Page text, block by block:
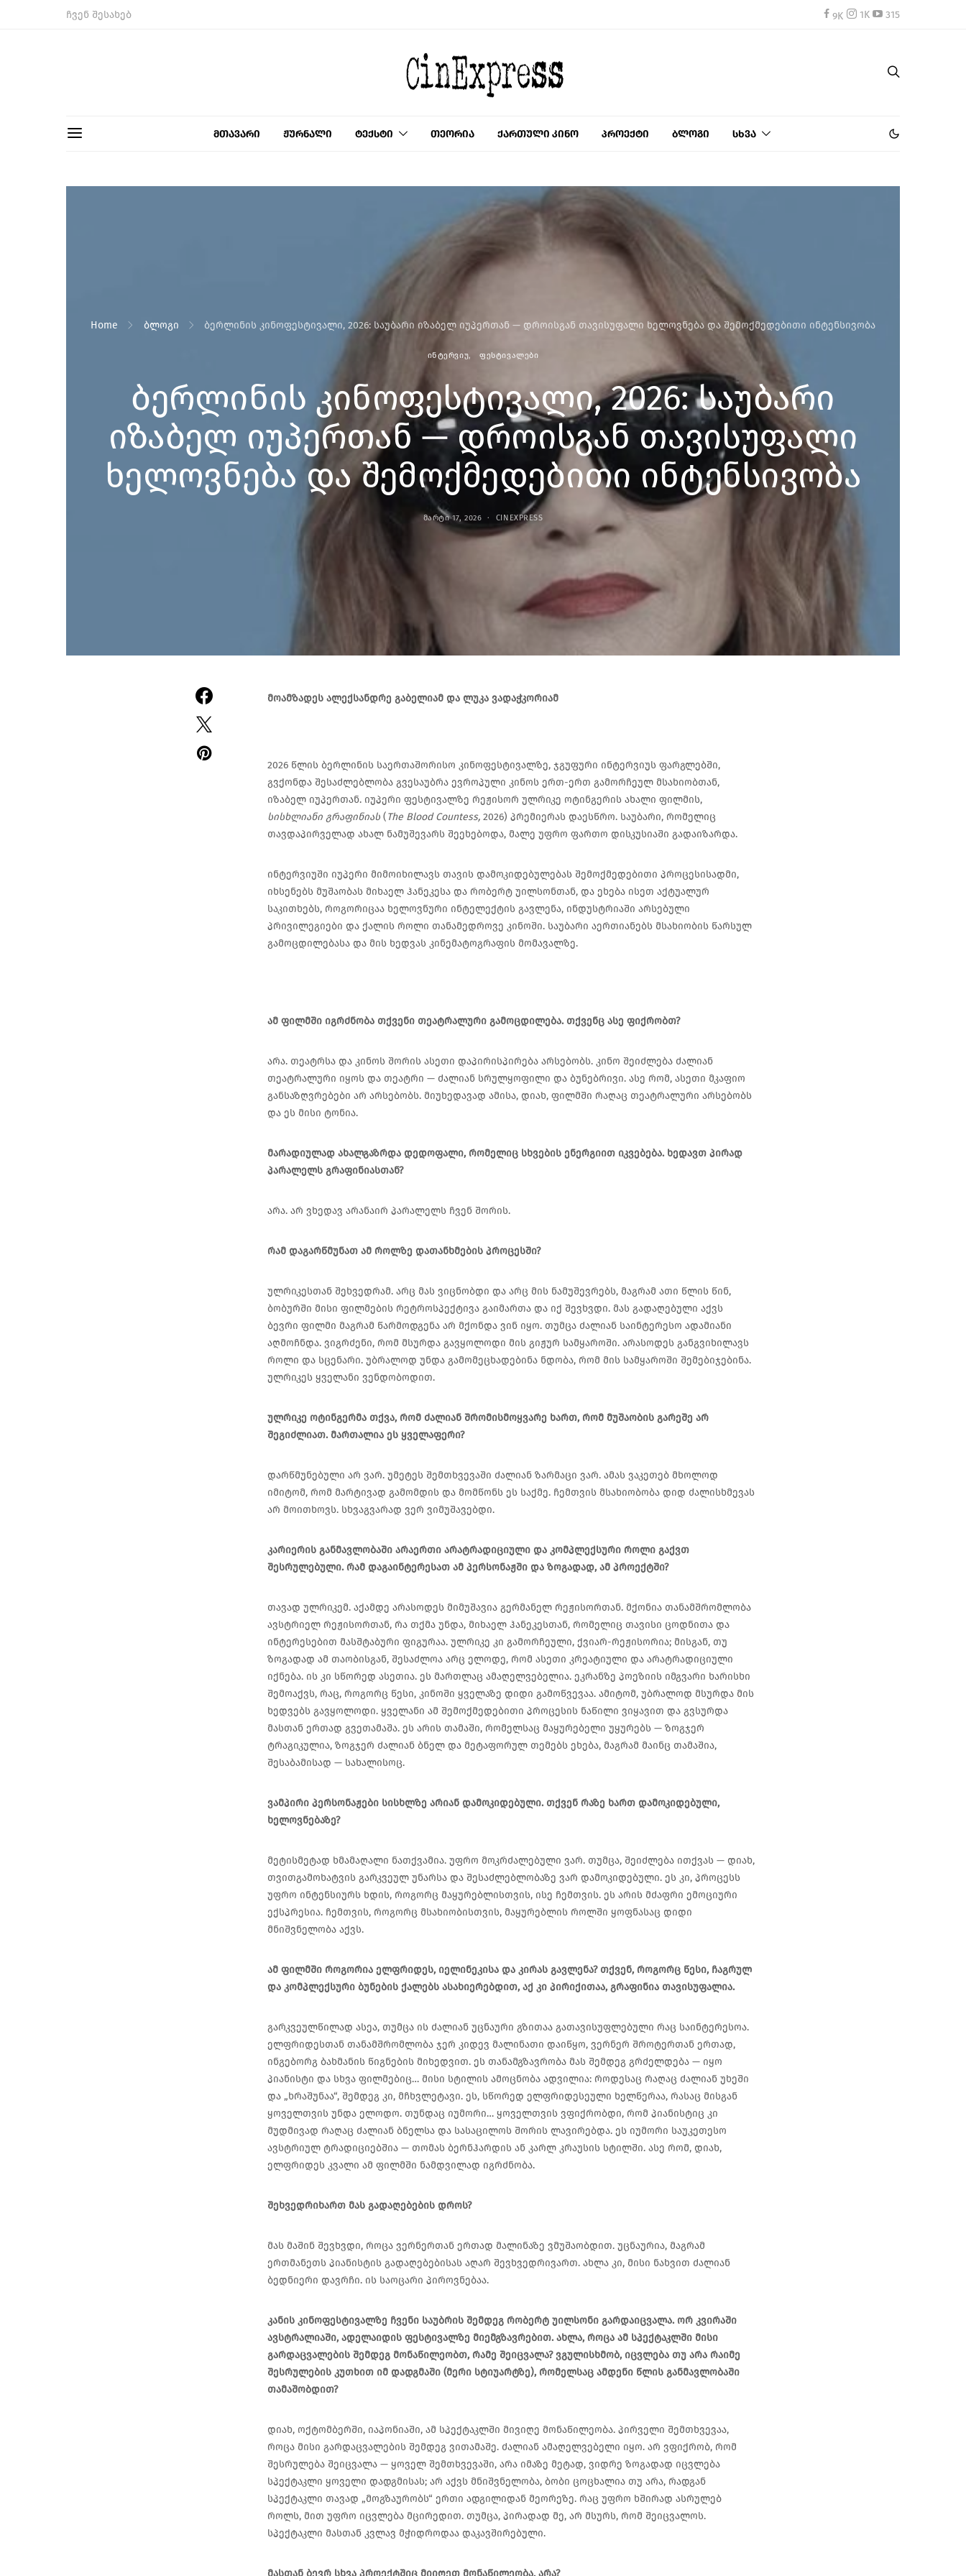
ჩვენ შესახებ 1K 315
მთავარი ჟურნალი ტექსტი თეორია ქართული კინო პროექტი ბლოგი სხვა
Home ბლოგი ბერლინის კინოფესტივალი, 2026: საუბარი იზაბელ იუპერთან — დროისგან თავისუფალი ხელოვნება და შემოქმედებითი ინტენსივობა
ᲘᲜᲢᲔᲠᲕᲘᲣ ᲤᲔᲡᲢᲘᲕᲐᲚᲔᲑᲘ
ბერლინის კინოფესტივალი, 2026: საუბარი
იზაბელ იუპერთან — დროისგან თავისუფალი
ხელოვნება და შემოქმედებითი ინტენსივობა
ᲛᲐᲠᲢᲘ 17, 2026 CINEXPRESS
მოამზადეს ალექსანდრე გაბელიამ და ლუკა ვადაჭკორიამ
2026 წლის ბერლინის საერთაშორისო კინოფესტივალზე, ჯგუფური ინტერვიუს ფარგლებში,
გვქონდა შესაძლებლობა გვესაუბრა ევროპული კინოს ერთ-ერთ გამორჩეულ მსახიობთან,
იზაბელ იუპერთან. იუპერი ფესტივალზე რეჟისორ ულრიკე ოტინგერის ახალი ფილმის,
სისხლიანი გრაფინიას (The Blood Countess, 2026) პრემიერას დაესწრო. საუბარი, რომელიც
თავდაპირველად ახალ ნამუშევარს შეეხებოდა, მალე უფრო ფართო დისკუსიაში გადაიზარდა.
ინტერვიუში იუპერი მიმოიხილავს თავის დამოკიდებულებას შემოქმედებითი პროცესისადმი,
იხსენებს მუშაობას მიხაელ ჰანეკესა და რობერტ უილსონთან, და ეხება ისეთ აქტუალურ
საკითხებს, როგორიცაა ხელოვნური ინტელექტის გავლენა, ინდუსტრიაში არსებული
პრივილეგიები და ქალის როლი თანამედროვე კინოში. საუბარი აერთიანებს მსახიობის წარსულ
გამოცდილებასა და მის ხედვას კინემატოგრაფის მომავალზე.
ამ ფილმში იგრძნობა თქვენი თეატრალური გამოცდილება. თქვენც ასე ფიქრობთ?
არა. თეატრსა და კინოს შორის ასეთი დაპირისპირება არსებობს. კინო შეიძლება ძალიან
თეატრალური იყოს და თეატრი — ძალიან სრულყოფილი და ბუნებრივი. ასე რომ, ასეთი მკაფიო
განსაზღვრებები არ არსებობს. მიუხედავად ამისა, დიახ, ფილმში რაღაც თეატრალური არსებობს
და ეს მისი ტონია.
მარადიულად ახალგაზრდა დედოფალი, რომელიც სხვების ენერგიით იკვებება. ხედავთ პირად
პარალელს გრაფინიასთან?
არა. არ ვხედავ არანაირ პარალელს ჩვენ შორის.
რამ დაგარწმუნათ ამ როლზე დათანხმების პროცესში?
ულრიკესთან შეხვედრამ. არც მას ვიცნობდი და არც მის ნამუშევრებს, მაგრამ ათი წლის წინ,
ბობურში მისი ფილმების რეტროსპექტივა გაიმართა და იქ შევხვდი. მას გადაღებული აქვს
ბევრი ფილმი მაგრამ წარმოდგენა არ მქონდა ვინ იყო. თუმცა ძალიან საინტერესო ადამიანი
აღმოჩნდა. ვიგრძენი, რომ მსურდა გავყოლოდი მის გიჟურ სამყაროში. არასოდეს განგვიხილავს
როლი და სცენარი. უბრალოდ უნდა გამომეცხადებინა ნდობა, რომ მის სამყაროში შემებიჯებინა.
ულრიკეს ყველანი ვენდობოდით.
ულრიკე ოტინგერმა თქვა, რომ ძალიან შრომისმოყვარე ხართ, რომ მუშაობის გარეშე არ
შეგიძლიათ. მართალია ეს ყველაფერი?
დარწმუნებული არ ვარ. უმეტეს შემთხვევაში ძალიან ზარმაცი ვარ. ამას ვაკეთებ მხოლოდ
იმიტომ, რომ მარტივად გამომდის და მომწონს ეს საქმე. ჩემთვის მსახიობობა დიდ ძალისხმევას
არ მოითხოვს. სხვაგვარად ვერ ვიმუშავებდი.
კარიერის განმავლობაში არაერთი არატრადიციული და კომპლექსური როლი გაქვთ
შესრულებული. რამ დაგაინტერესათ ამ პერსონაჟში და ზოგადად, ამ პროექტში?
თავად ულრიკემ. აქამდე არასოდეს მიმუშავია გერმანელ რეჟისორთან. მქონია თანამშრომლობა
ავსტრიელ რეჟისორთან, რა თქმა უნდა, მიხაელ ჰანეკესთან, რომელიც თავისი ცოდნითა და
ინტერესებით მასშტაბური ფიგურაა. ულრიკე კი გამორჩეული, ქვიარ-რეჟისორია; მისგან, თუ
ზოგადად ამ თაობისგან, შესაძლოა არც ელოდე, რომ ასეთი კრეატიული და არატრადიციული
იქნება. ის კი სწორედ ასეთია. ეს მართლაც ამაღელვებელია. ეკრანზე პოეზიის იმგვარი ხარისხი
შემოაქვს, რაც, როგორც წესი, კინოში ყველაზე დიდი გამოწვევაა. ამიტომ, უბრალოდ მსურდა მის
ხედვებს გავყოლოდი. ყველანი ამ შემოქმედებითი პროცესის ნაწილი ვიყავით და გვსურდა
მასთან ერთად გვეთამაშა. ეს არის თამაში, რომელსაც მაყურებელი უყურებს — ზოგჯერ
ტრაგიკულია, ზოგჯერ ძალიან ბნელ და მეტაფორულ თემებს ეხება, მაგრამ მაინც თამაშია,
შესაბამისად — სახალისოც.
ვამპირი პერსონაჟები სისხლზე არიან დამოკიდებული. თქვენ რაზე ხართ დამოკიდებული,
ხელოვნებაზე?
მეტისმეტად ხმამაღალი ნათქვამია. უფრო მოკრძალებული ვარ. თუმცა, შეიძლება ითქვას — დიახ,
თვითგამოხატვის გარკვეულ უნარსა და შესაძლებლობაზე ვარ დამოკიდებული. ეს კი, პროცესს
უფრო ინტენსიურს ხდის, როგორც მაყურებლისთვის, ისე ჩემთვის. ეს არის მძაფრი ემოციური
ექსპრესია. ჩემთვის, როგორც მსახიობისთვის, მაყურებლის როლში ყოფნასაც დიდი
მნიშვნელობა აქვს.
ამ ფილმში როგორია ელფრიდეს, იელინეკისა და კირას გავლენა? თქვენ, როგორც წესი, ჩაგრულ
და კომპლექსური ბუნების ქალებს ასახიერებდით, აქ კი პირიქითაა, გრაფინია თავისუფალია.
გარკვეულწილად ასეა, თუმცა ის ძალიან უცნაური გზითაა გათავისუფლებული რაც საინტერესოა.
ელფრიდესთან თანამშრომლობა ჯერ კიდევ მალინათი დაიწყო, ვერნერ შროტერთან ერთად,
ინგებორგ ბახმანის წიგნების მიხედვით. ეს თანამგზავრობა მას შემდეგ გრძელდება — იყო
პიანისტი და სხვა ფილმებიც… მისი სტილის ამოცნობა ადვილია: როდესაც რაღაც ძალიან უხეში
და „ხრაშუნაა“, შემდეგ კი, მჩხვლეტავი. ეს, სწორედ ელფრიდესეული ხელწერაა, რასაც მისგან
ყოველთვის უნდა ელოდო. თუნდაც იუმორი… ყოველთვის ვფიქრობდი, რომ პიანისტიც კი
მუდმივად რაღაც ძალიან ბნელსა და სასაცილოს შორის ლავირებდა. ეს იუმორი საუკეთესო
ავსტრიულ ტრადიციებშია — თომას ბერნჰარდის ან კარლ კრაუსის სტილში. ასე რომ, დიახ,
ელფრიდეს კვალი ამ ფილმში ნამდვილად იგრძნობა.
შეხვედრიხართ მას გადაღებების დროს?
მას მაშინ შევხვდი, როცა ვერნერთან ერთად მალინაზე ვმუშაობდით. უცნაურია, მაგრამ
ერთმანეთს პიანისტის გადაღებებისას აღარ შევხვედრივართ. ახლა კი, მისი ნახვით ძალიან
ბედნიერი დავრჩი. ის საოცარი პიროვნებაა.
კანის კინოფესტივალზე ჩვენი საუბრის შემდეგ რობერტ უილსონი გარდაიცვალა. ორ კვირაში
ავსტრალიაში, ადელაიდის ფესტივალზე მიემგზავრებით. ახლა, როცა ამ სპექტაკლში მისი
გარდაცვალების შემდეგ მონაწილეობთ, რამე შეიცვალა? ვგულისხმობ, იცვლება თუ არა რაიმე
შესრულების კუთხით იმ დადგმაში (მერი სტიუარტზე), რომელსაც ამდენი წლის განმავლობაში
თამაშობდით?
დიახ, ოქტომბერში, იაპონიაში, ამ სპექტაკლში მივიღე მონაწილეობა. პირველი შემთხვევაა,
როცა მისი გარდაცვალების შემდეგ ვითამაშე. ძალიან ამაღელვებელი იყო. არ ვფიქრობ, რომ
შესრულება შეიცვალა — ყოველ შემთხვევაში, არა იმაზე მეტად, ვიდრე ზოგადად იცვლება
სპექტაკლი ყოველი დადგმისას; არ აქვს მნიშვნელობა, ბობი ცოცხალია თუ არა, რადგან
სპექტაკლი თავად „მოგზაურობს“ ერთი ადგილიდან მეორეზე. რაც უფრო ხშირად ასრულებ
როლს, მით უფრო იცვლება მცირედით. თუმცა, პირადად მე, არ მსურს, რომ შეიცვალოს.
სპექტაკლი მასთან კვლავ მჭიდროდაა დაკავშირებული.
მასთან ბევრ სხვა პროექტშიც მიიღეთ მონაწილეობა, არა?